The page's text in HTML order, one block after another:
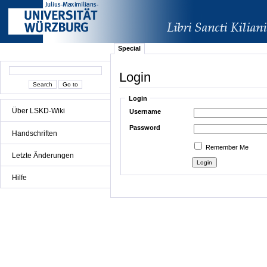
Über LSKD-Wiki
Handschriften
Letzte Änderungen
Hilfe
Special
Login
Login
Username
Password
Remember Me